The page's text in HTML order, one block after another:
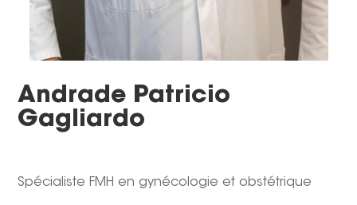
Andrade Patricio
Gagliardo
Spécialiste FMH en gynécologie et obstétrique